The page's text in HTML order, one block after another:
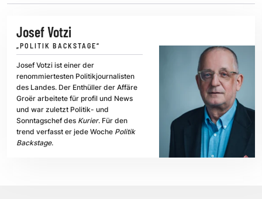
Josef Votzi
„POLITIK BACKSTAGE“
Josef Votzi ist einer der
renommiertesten Politikjournalisten
des Landes. Der Enthüller der Affäre
Groër arbeitete für profil und News
und war zuletzt Politik- und
Sonntagschef des Kurier. Für den
trend verfasst er jede Woche Politik
Backstage.